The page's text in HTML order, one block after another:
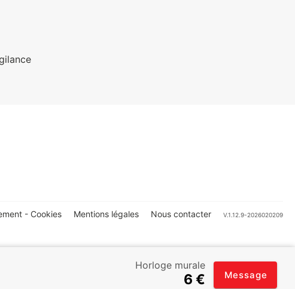
Horloge murale
6 € Message
- Cookies Mentions légales Nous contacter V.1.12.9-2026020209